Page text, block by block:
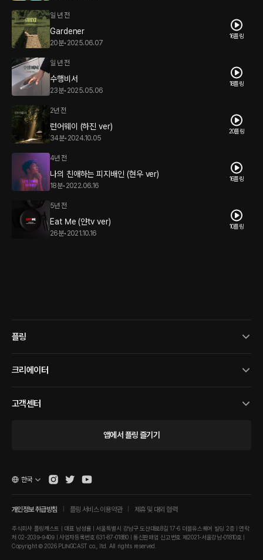
일 년 전
Gardener
20분• 2025.06.07
16플링
일 년 전
수행비서
23분• 2025.05.06
18플링
2년 전
런어웨이 (하진 ver)
34분• 2024.10.05
20플링
4년 전
나의 친애하는 피지배인 (현우 ver)
18분• 2022.06.16
16플링
5년 전
Eat Me (얀tv ver)
26분• 2021.10.16
10플링
플링
크리에이터
고객센터
앱에서 플링 즐기기
개인정보 취급방침 플링 서비스 이용약관 제휴 및 대외 협력
주식회사 플링캐스트 | 대표 남성률 | 서울특별시 강남구 도산대로8길 17-6 더블유스퀘어 빌딩 2층 | 연락
처 02-2039-9409 | 사업자등록번호 631-87-01880 | 통신판매업 신고번호 제2021-서울강남-01810호 |
Copyright © 2026 PLINGCAST co., ltd. All rights reserved.
한국